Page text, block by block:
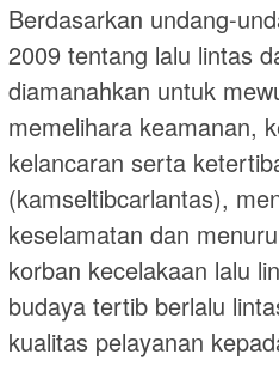
Berdasarkan undang-
2009 tentang lalu lintas
diamanahkan untuk
memelihara keamanan,
kelancaran serta
(kamseltibcarlantas),
keselamatan dan
korban kecelakaan lalu
budaya tertib berlalu
kualitas pelayanan